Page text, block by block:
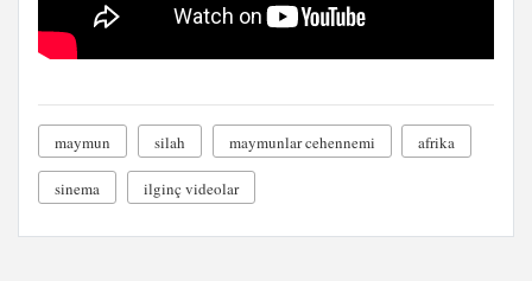
maymun silah maymunlar cehennemi afrika
sinema ilginç videolar